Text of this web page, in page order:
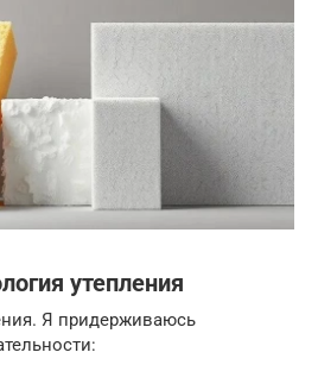
утепления
Я придерживаюсь